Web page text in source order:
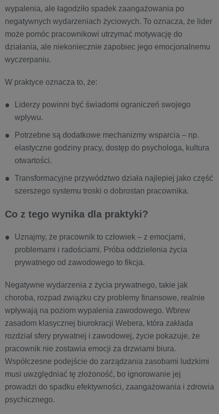
wypalenia, ale łagodziło spadek zaangażowania po
negatywnych wydarzeniach życiowych. To oznacza, że lider
może pomóc pracownikowi utrzymać motywację do
działania, ale niekoniecznie zapobiec jego emocjonalnemu
wyczerpaniu.
W praktyce oznacza to, że:
Liderzy powinni być świadomi ograniczeń swojego
wpływu.
Potrzebne są dodatkowe mechanizmy wsparcia – np.
elastyczne godziny pracy, dostęp do psychologa, kultura
otwartości.
Transformacyjne przywództwo działa najlepiej jako część
szerszego systemu troski o dobrostan pracownika.
Co z tego wynika dla praktyki?
Uznajmy, że pracownik to człowiek – z emocjami,
problemami i radościami. Próba oddzielenia życia
prywatnego od zawodowego to fikcja.
Negatywne wydarzenia z życia prywatnego, takie jak
choroba, rozpad związku czy problemy finansowe, realnie
wpływają na poziom wypalenia zawodowego. Wbrew
zasadom klasycznej biurokracji Webera, która zakłada
rozdział sfery prywatnej i zawodowej, życie pokazuje, że
pracownik nie zostawia emocji za drzwiami biura.
Współczesne podejście do zarządzania zasobami ludzkimi
musi uwzględniać tę złożoność, bo ignorowanie jej
prowadzi do spadku efektywności, zaangażowania i zdrowia
psychicznego.